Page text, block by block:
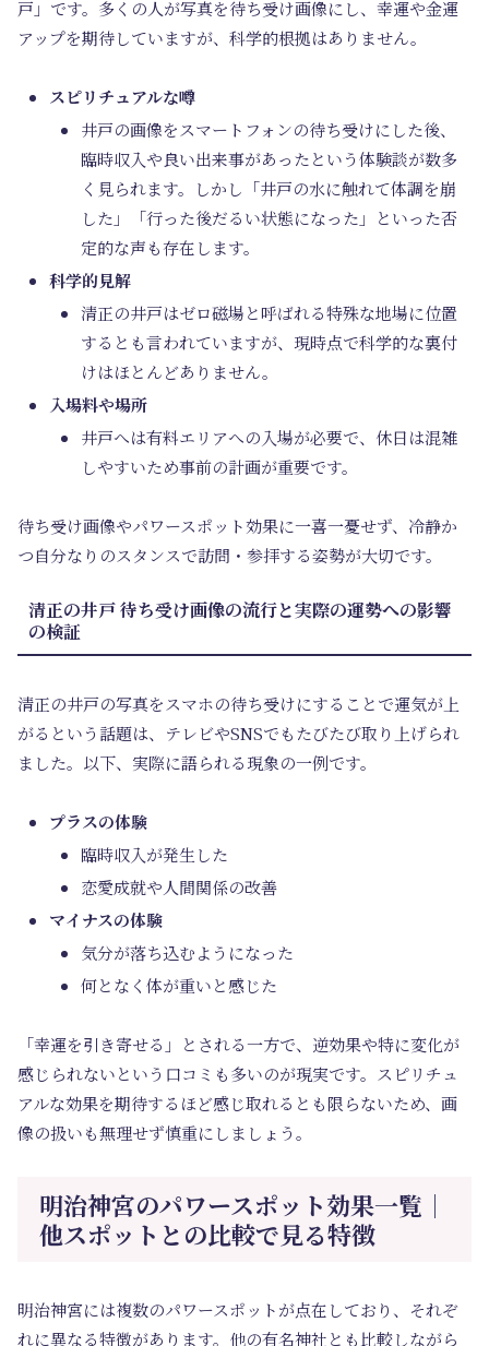
戸」です。多くの人が写真を待ち受け画像にし、幸運や金運
アップを期待していますが、科学的根拠はありません。
スピリチュアルな噂
井戸の画像をスマートフォンの待ち受けにした後、
臨時収入や良い出来事があったという体験談が数多
く見られます。しかし「井戸の水に触れて体調を崩
した」「行った後だるい状態になった」といった否
定的な声も存在します。
科学的見解
清正の井戸はゼロ磁場と呼ばれる特殊な地場に位置
するとも言われていますが、現時点で科学的な裏付
けはほとんどありません。
入場料や場所
井戸へは有料エリアへの入場が必要で、休日は混雑
しやすいため事前の計画が重要です。
待ち受け画像やパワースポット効果に一喜一憂せず、冷静か
つ自分なりのスタンスで訪問・参拝する姿勢が大切です。
清正の井戸 待ち受け画像の流行と実際の運勢への影響
の検証
清正の井戸の写真をスマホの待ち受けにすることで運気が上
がるという話題は、テレビやSNSでもたびたび取り上げられ
ました。以下、実際に語られる現象の一例です。
プラスの体験
臨時収入が発生した
恋愛成就や人間関係の改善
マイナスの体験
気分が落ち込むようになった
何となく体が重いと感じた
「幸運を引き寄せる」とされる一方で、逆効果や特に変化が
感じられないという口コミも多いのが現実です。スピリチュ
アルな効果を期待するほど感じ取れるとも限らないため、画
像の扱いも無理せず慎重にしましょう。
明治神宮のパワースポット効果一覧｜
他スポットとの比較で見る特徴
明治神宮には複数のパワースポットが点在しており、それぞ
れに異なる特徴があります。他の有名神社とも比較しながら